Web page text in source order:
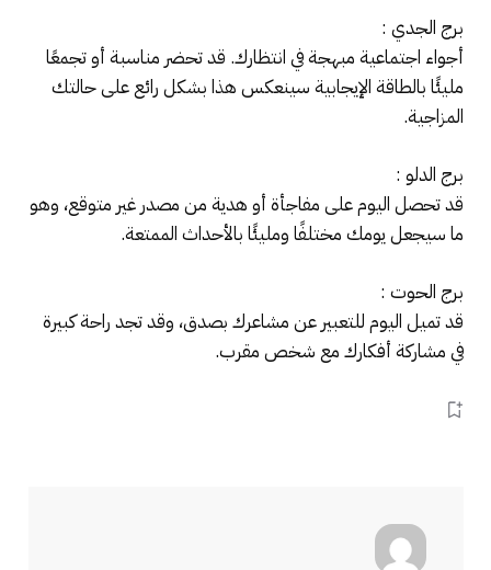
برج الجدي :
أجواء اجتماعية مبهجة في انتظارك. قد تحضر مناسبة أو تجمعًا
مليئًا بالطاقة الإيجابية سينعكس هذا بشكل رائع على حالتك
المزاجية.
برج الدلو :
قد تحصل اليوم على مفاجأة أو هدية من مصدر غير متوقع، وهو
ما سيجعل يومك مختلفًا ومليئًا بالأحداث الممتعة.
برج الحوت :
قد تميل اليوم للتعبير عن مشاعرك بصدق، وقد تجد راحة كبيرة
في مشاركة أفكارك مع شخص مقرب.